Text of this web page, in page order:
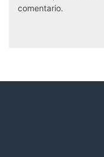
comentario.